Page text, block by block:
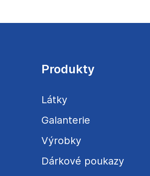
Produkty
Látky
Galanterie
Výrobky
Dárkové poukazy